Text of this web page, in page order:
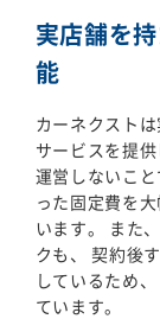
実店舗を
能
カーネクスト
サービスを提
運営しないこ
った固定費を
います。 また
クも、 契約後
しているため
ています。